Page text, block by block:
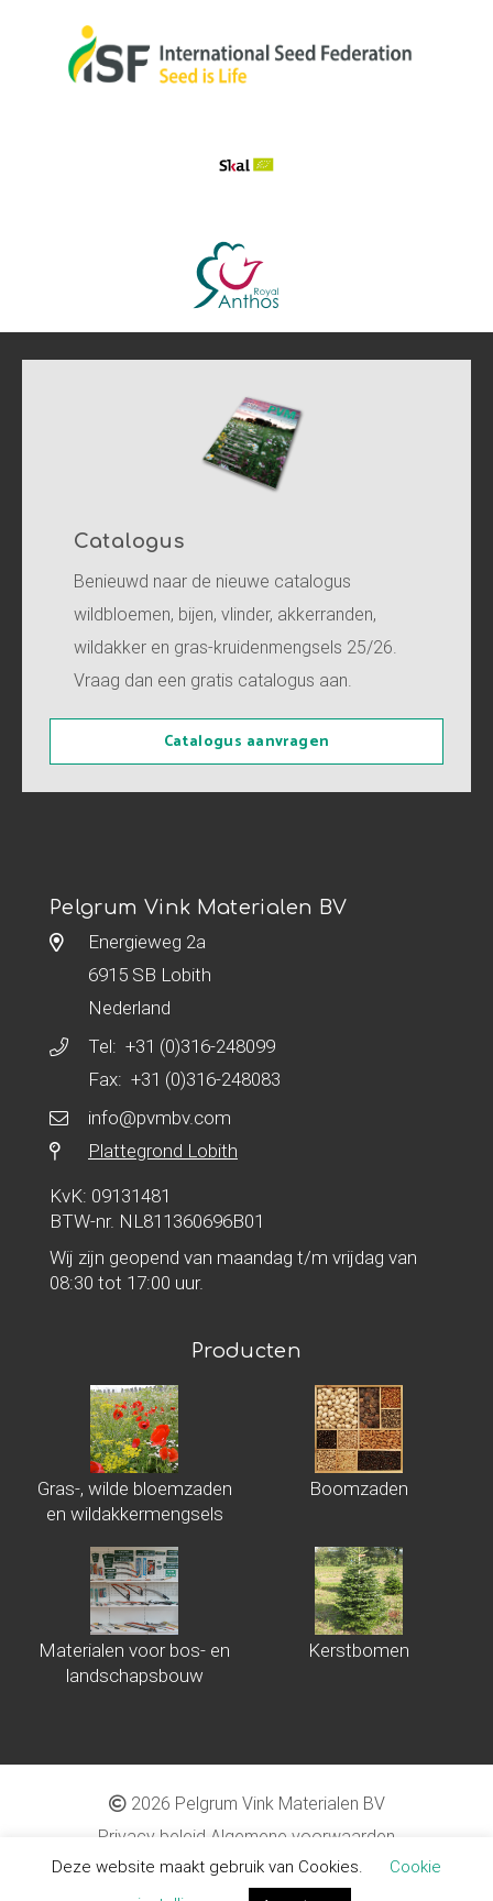
Catalogus
Benieuwd naar de nieuwe catalogus
wildbloemen, bijen, vlinder, akkerranden,
wildakker en gras-kruidenmengsels 25/26.
Vraag dan een gratis catalogus aan.
Catalogus aanvragen
Pelgrum Vink Materialen BV
Energieweg 2a
6915 SB Lobith
Nederland
Tel: +31 (0)316-248099
Fax: +31 (0)316-248083
info@pvmbv.com
Plattegrond Lobith
KvK: 09131481
BTW-nr. NL811360696B01
Wij zijn geopend van maandag t/m vrijdag van
08:30 tot 17:00 uur.
Producten
Gras-, wilde bloemzaden
en wildakkermengsels
Boomzaden
Materialen voor bos- en
landschapsbouw
Kerstbomen
2026 Pelgrum Vink Materialen BV
Privacy beleid Algemene voorwaarden
Proudly made by
Deze website maakt gebruik van Cookies.
Cookie